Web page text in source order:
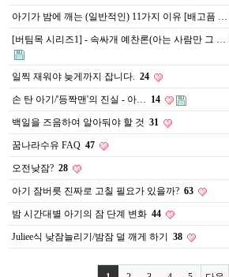
아기가 밤에 깨는 (일반적인) 11가지 이유 [배고픔 …
[버팀목 시리즈1] - 속싸개 예찬론(아는 사람만 그 …
일찍 재워야 늦게까지 잡니다. 24
손 탄 아기/'등짝맨'의 진실 - 아… 14
백일을 즈음하여 알아둬야 할 것 31
꿈나라수유 FAQ 47
오전낮잠? 28
아기 잠버릇 진짜로 고칠 필요가 있을까? 63
밤 시간대별 아기의 잠 단계 변화 44
Juliee식 낮잠늘리기/밤잠 덜 깨게 하기 38